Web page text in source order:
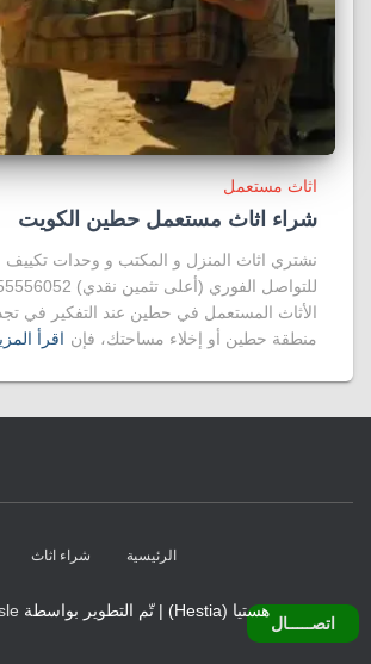
اثاث مستعمل
شراء اثاث مستعمل حطين الكويت
نشتري اثاث المنزل و المكتب و وحدات
الأثاث المستعمل في حطين عند التفكير في
منطقة حطين أو إخلاء مساحتك، فإن اقرأ
اتصـــــال
الرئيسية شراء اثاث
هستيا (Hestia) | تّم التطوير بواسطة